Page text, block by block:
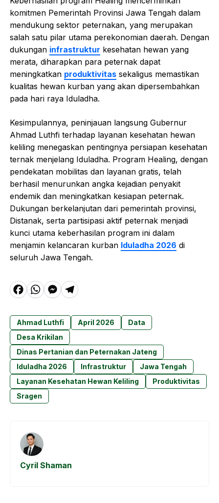
komitmen Pemerintah Provinsi Jawa Tengah dalam
mendukung sektor peternakan, yang merupakan
salah satu pilar utama perekonomian daerah. Dengan
dukungan infrastruktur kesehatan hewan yang
merata, diharapkan para peternak dapat
meningkatkan produktivitas sekaligus memastikan
kualitas hewan kurban yang akan dipersembahkan
pada hari raya Iduladha.
Kesimpulannya, peninjauan langsung Gubernur
Ahmad Luthfi terhadap layanan kesehatan hewan
keliling menegaskan pentingnya persiapan kesehatan
ternak menjelang Iduladha. Program Healing, dengan
pendekatan mobilitas dan layanan gratis, telah
berhasil menurunkan angka kejadian penyakit
endemik dan meningkatkan kesiapan peternak.
Dukungan berkelanjutan dari pemerintah provinsi,
Distanak, serta partisipasi aktif peternak menjadi
kunci utama keberhasilan program ini dalam
menjamin kelancaran kurban Iduladha 2026 di
seluruh Jawa Tengah.
F
c
e
b
o
o
k
W
a
t
s
A
p
p
M
s
s
e
n
g
e
T
e
g
r
a
m
Ahmad Luthfi April 2026
Data
Desa Krikilan
Dinas Pertanian dan Peternakan Jateng
Iduladha 2026
Infrastruktur
Jawa Tengah
Layanan Kesehatan Hewan Keliling
Produktivitas
Sragen
Cyril Shaman